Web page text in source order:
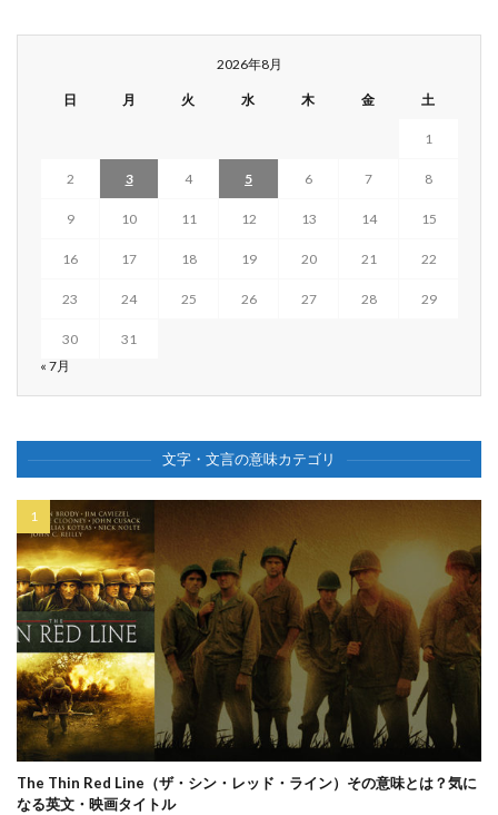
2026年8月
日 月 火 水 木 金 土
1
2 3 4 5 6 7 8
9 10 11 12 13 14 15
16 17 18 19 20 21 22
23 24 25 26 27 28 29
30
31
« 7月
文字・文言の意味カテゴリ
The Thin Red Line（ザ・シン・レッド・ライン）その意味とは？気に
なる英文・映画タイトル